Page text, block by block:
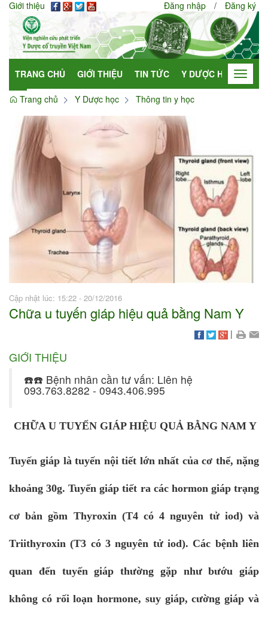
Giới thiệu Đăng nhập / Đăng ký
TRANG CHỦ GIỚI THIỆU TIN TỨC Y DƯỢC HỌC Toggle
Trang chủ
Y Dược học Thông tin y học
Cập nhật lúc: 15:22 - 20/12/2016
Chữa u tuyến giáp hiệu quả bằng Nam Y
|
GIỚI THIỆU
☎️☎️ Bệnh nhân cần tư vấn: Liên hệ
093.763.8282 - 0943.406.995
CHỮA U TUYẾN GIÁP HIỆU QUẢ BẰNG NAM Y
Tuyến giáp là tuyến nội tiết lớn nhất của cơ thể, nặng
khoảng 30g. Tuyến giáp tiết ra các hormon giáp trạng
cơ bản gồm Thyroxin (T4 có 4 nguyên tử iod) và
Triithyroxin (T3 có 3 nguyên tử iod). Các bệnh liên
quan đến tuyến giáp thường gặp như bướu giáp
không có rối loạn hormone, suy giáp, cường giáp và